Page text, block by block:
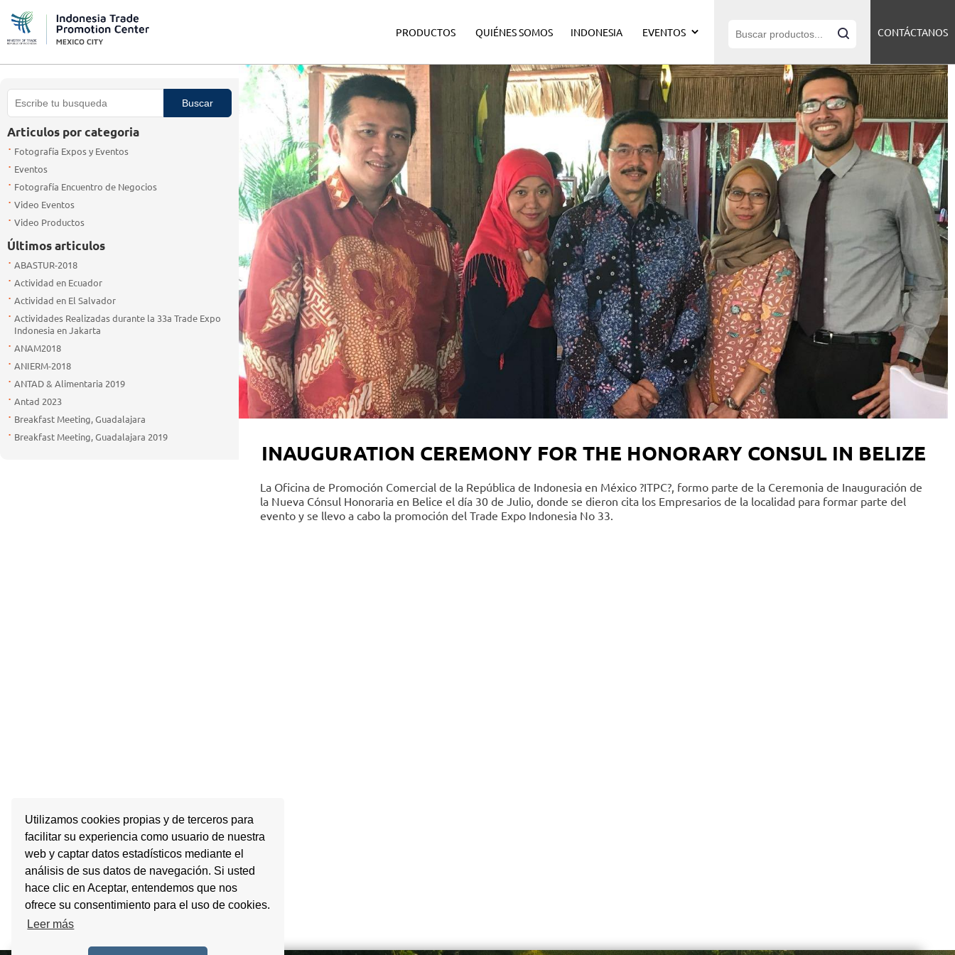
Utilizamos cookies propias y de terceros para
facilitar su experiencia como usuario de nuestra
web y captar datos estadísticos mediante el
análisis de sus datos de navegación. Si usted
hace clic en Aceptar, entendemos que nos
ofrece su consentimiento para el uso de cookies.
Leer más
PRODUCTOS QUIÉNES SOMOS INDONESIA EVENTOS CONTÁCTANOS
Articulos por categoria
Fotografía Expos y Eventos
Eventos
Fotografía Encuentro de Negocios
Video Eventos
Video Productos
Últimos articulos
ABASTUR-2018
Actividad en Ecuador
Actividad en El Salvador
Actividades Realizadas durante la 33a Trade Expo
Indonesia en Jakarta
ANAM2018
ANIERM-2018
ANTAD & Alimentaria 2019
Antad 2023
Breakfast Meeting, Guadalajara
Breakfast Meeting, Guadalajara 2019
INAUGURATION CEREMONY FOR THE HONORARY CONSUL IN BELIZE
La Oficina de Promoción Comercial de la República de Indonesia en México ?ITPC?, formo parte de la Ceremonia de Inauguración de
la Nueva Cónsul Honoraria en Belice el día 30 de Julio, donde se dieron cita los Empresarios de la localidad para formar parte del
evento y se llevo a cabo la promoción del Trade Expo Indonesia No 33.